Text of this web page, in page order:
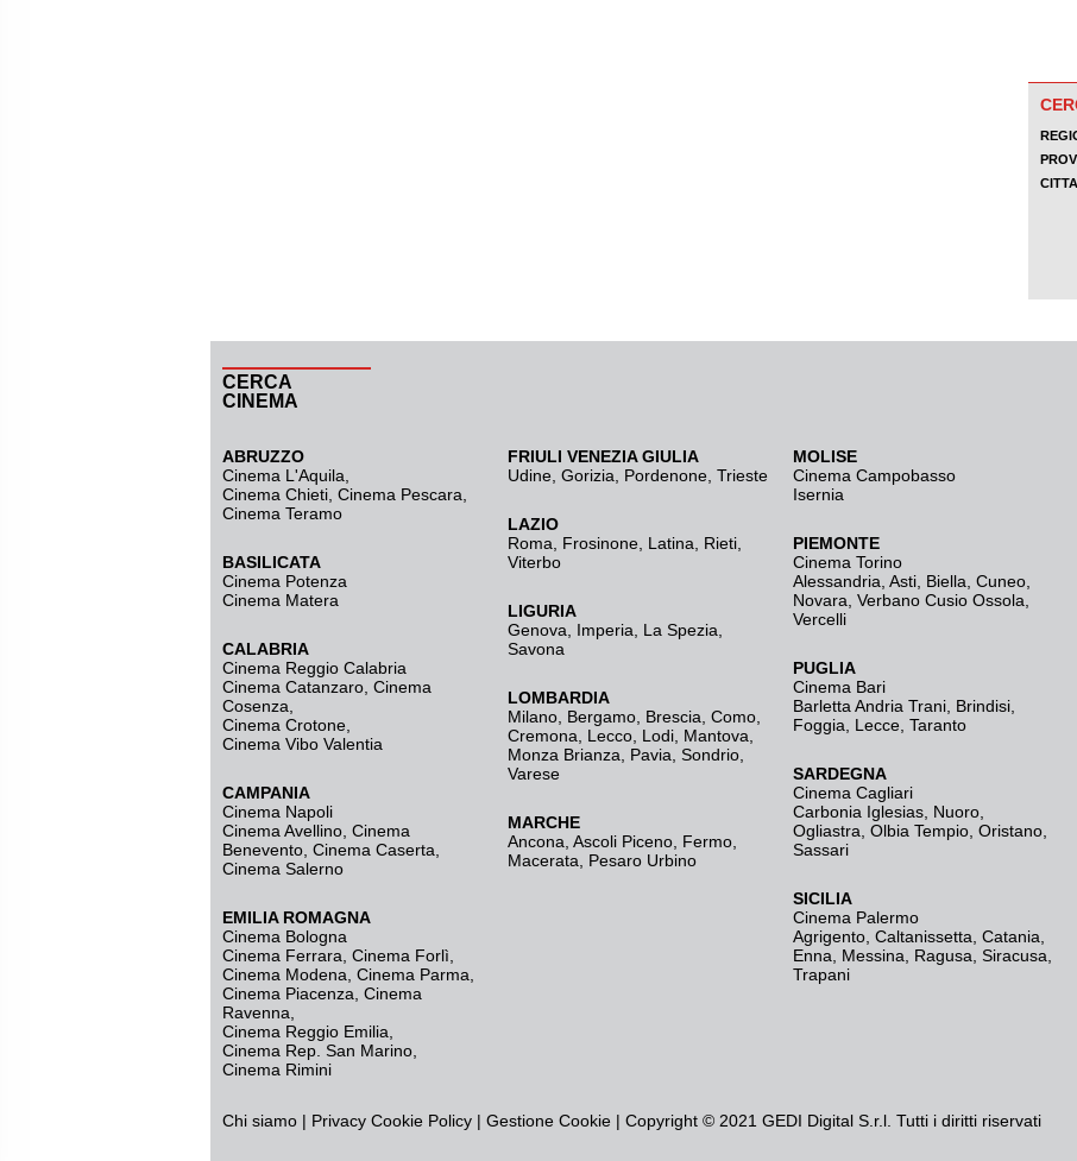
CERCA
CINEMA
ABRUZZO
Cinema L'Aquila
Cinema Chieti, Cinema Pescara,
Cinema Teramo
BASILICATA
Cinema Potenza
Cinema Matera
CALABRIA
Cinema Reggio Calabria
Cinema Catanzaro Cinema
Cosenza
Cinema Crotone
Cinema Vibo Valentia
CAMPANIA
Cinema Napoli
Cinema Avellino Cinema
Benevento Cinema Caserta
Cinema Salerno
EMILIA ROMAGNA
Cinema Bologna
Cinema Ferrara Cinema Forlì
Cinema Modena Cinema Parma
Cinema Piacenza Cinema
Ravenna
Cinema Reggio Emilia
Cinema Rep. San Marino
Cinema Rimini
FRIULI VENEZIA GIULIA
Udine Gorizia Pordenone Trieste
LAZIO
Roma
Frosinone Latina Rieti
Viterbo
LIGURIA
Genova
Imperia La Spezia
Savona
LOMBARDIA
Milano Bergamo Brescia, Como
Cremona
Lecco Lodi Mantova
Monza Brianza
Pavia Sondrio
Varese
MARCHE
Ancona Ascoli Piceno Fermo
Macerata
Pesaro Urbino
MOLISE
Cinema Campobasso
Isernia
PIEMONTE
Cinema Torino
Alessandria Asti Biella Cuneo
Novara Verbano Cusio Ossola
Vercelli
PUGLIA
Cinema Bari
Barletta Andria Trani Brindisi
Foggia
Lecce Taranto
SARDEGNA
Cinema Cagliari
Carbonia Iglesias Nuoro
Ogliastra Olbia Tempio Oristano
Sassari
SICILIA
Cinema Palermo
Agrigento Caltanissetta Catania
Enna
Messina Ragusa Siracusa
Trapani
Chi siamo | Privacy Cookie Policy | Gestione Cookie | Copyright © 2021 GEDI Digital S.r.l. Tutti i diritti riservati